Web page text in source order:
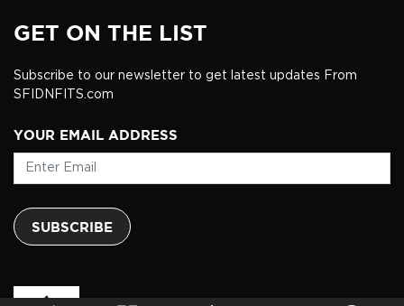
GET ON THE LIST
Subscribe to our newsletter to get latest updates From
SFIDNFITS.com
YOUR EMAIL ADDRESS
SUBSCRIBE